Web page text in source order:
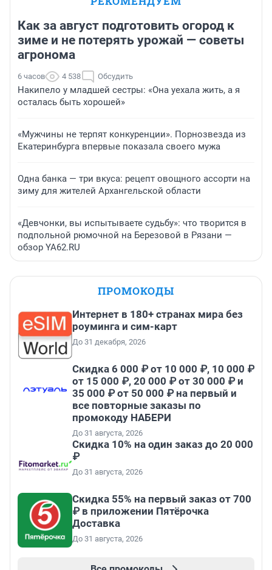
Как за август подготовить огород к
зиме и не потерять урожай — советы
агронома
6 часов 4 538 Обсудить
Накипело у младшей сестры: «Она уехала жить, а я
осталась быть хорошей»
«Мужчины не терпят конкуренции». Порнозвезда из
Екатеринбурга впервые показала своего мужа
Одна банка — три вкуса: рецепт овощного ассорти на
зиму для жителей Архангельской области
«Девчонки, вы испытываете судьбу»: что творится в
подпольной рюмочной на Березовой в Рязани —
обзор YA62.RU
ПРОМОКОДЫ
Интернет в 180+ странах мира без
роуминга и сим-карт
До 31 декабря, 2026
Скидка 6 000 ₽ от 10 000 ₽, 10 000 ₽
от 15 000 ₽, 20 000 ₽ от 30 000 ₽ и
35 000 ₽ от 50 000 ₽ на первый и
все повторные заказы по
промокоду НАБЕРИ
До 31 августа, 2026
Скидка 10% на один заказ до 20 000
₽
До 31 августа, 2026
Скидка 55% на первый заказ от 700
₽ в приложении Пятёрочка
Доставка
До 31 августа, 2026